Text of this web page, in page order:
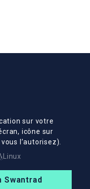
sur votre
icône sur
l’autorisez).
Linux
Swantrad